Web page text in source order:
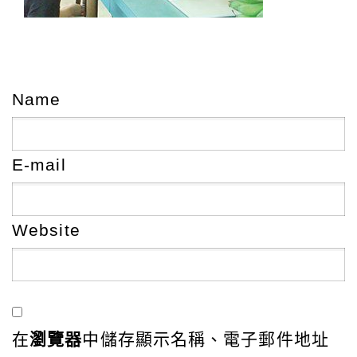
Name
E-mail
Website
在瀏覽器中儲存顯示名稱、電子郵件地址